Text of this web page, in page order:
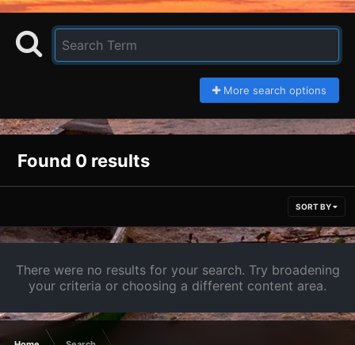
More search options
Found 0 results
SORT BY
There were no results for your search. Try broadening
your criteria or choosing a different content area.